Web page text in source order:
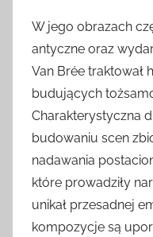
W jego obrazach
antyczne oraz
Van Brée traktował
budujących
Charakterystyczna
budowaniu scen
nadawania
które prowadziły
unikał przesadnej
kompozycje są